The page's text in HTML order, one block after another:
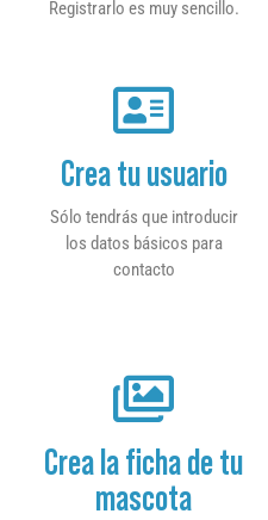
Registrarlo es muy sencillo.
Crea tu usuario
Sólo tendrás que introducir
los datos básicos para
contacto
Crea la ficha de tu
mascota